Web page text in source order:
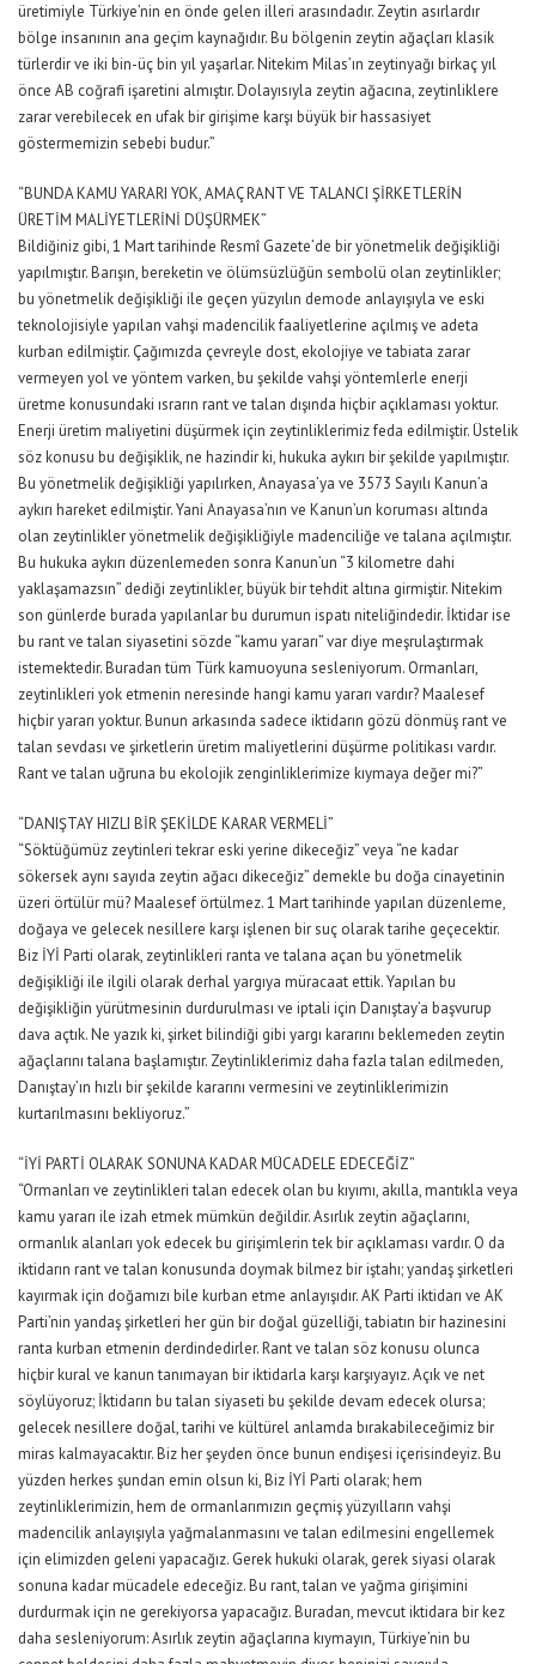
üretimiyle Türkiye’nin en önde gelen illeri arasındadır. Zeytin asırlardır
bölge insanının ana geçim kaynağıdır. Bu bölgenin zeytin ağaçları klasik
türlerdir ve iki bin-üç bin yıl yaşarlar. Nitekim Milas’ın zeytinyağı birkaç yıl
önce AB coğrafi işaretini almıştır. Dolayısıyla zeytin ağacına, zeytinliklere
zarar verebilecek en ufak bir girişime karşı büyük bir hassasiyet
göstermemizin sebebi budur.”
“BUNDA KAMU YARARI YOK, AMAÇ RANT VE TALANCI ŞİRKETLERİN
ÜRETİM MALİYETLERİNİ DÜŞÜRMEK”
Bildiğiniz gibi, 1 Mart tarihinde Resmî Gazete’de bir yönetmelik değişikliği
yapılmıştır. Barışın, bereketin ve ölümsüzlüğün sembolü olan zeytinlikler;
bu yönetmelik değişikliği ile geçen yüzyılın demode anlayışıyla ve eski
teknolojisiyle yapılan vahşi madencilik faaliyetlerine açılmış ve adeta
kurban edilmiştir. Çağımızda çevreyle dost, ekolojiye ve tabiata zarar
vermeyen yol ve yöntem varken, bu şekilde vahşi yöntemlerle enerji
üretme konusundaki ısrarın rant ve talan dışında hiçbir açıklaması yoktur.
Enerji üretim maliyetini düşürmek için zeytinliklerimiz feda edilmiştir. Üstelik
söz konusu bu değişiklik, ne hazindir ki, hukuka aykırı bir şekilde yapılmıştır.
Bu yönetmelik değişikliği yapılırken, Anayasa’ya ve 3573 Sayılı Kanun’a
aykırı hareket edilmiştir. Yani Anayasa’nın ve Kanun’un koruması altında
olan zeytinlikler yönetmelik değişikliğiyle madenciliğe ve talana açılmıştır.
Bu hukuka aykırı düzenlemeden sonra Kanun’un “3 kilometre dahi
yaklaşamazsın” dediği zeytinlikler, büyük bir tehdit altına girmiştir. Nitekim
son günlerde burada yapılanlar bu durumun ispatı niteliğindedir. İktidar ise
bu rant ve talan siyasetini sözde “kamu yararı” var diye meşrulaştırmak
istemektedir. Buradan tüm Türk kamuoyuna sesleniyorum. Ormanları,
zeytinlikleri yok etmenin neresinde hangi kamu yararı vardır? Maalesef
hiçbir yararı yoktur. Bunun arkasında sadece iktidarın gözü dönmüş rant ve
talan sevdası ve şirketlerin üretim maliyetlerini düşürme politikası vardır.
Rant ve talan uğruna bu ekolojik zenginliklerimize kıymaya değer mi?”
“DANIŞTAY HIZLI BİR ŞEKİLDE KARAR VERMELİ”
“Söktüğümüz zeytinleri tekrar eski yerine dikeceğiz” veya “ne kadar
sökersek aynı sayıda zeytin ağacı dikeceğiz” demekle bu doğa cinayetinin
üzeri örtülür mü? Maalesef örtülmez. 1 Mart tarihinde yapılan düzenleme,
doğaya ve gelecek nesillere karşı işlenen bir suç olarak tarihe geçecektir.
Biz İYİ Parti olarak, zeytinlikleri ranta ve talana açan bu yönetmelik
değişikliği ile ilgili olarak derhal yargıya müracaat ettik. Yapılan bu
değişikliğin yürütmesinin durdurulması ve iptali için Danıştay’a başvurup
dava açtık. Ne yazık ki, şirket bilindiği gibi yargı kararını beklemeden zeytin
ağaçlarını talana başlamıştır. Zeytinliklerimiz daha fazla talan edilmeden,
Danıştay’ın hızlı bir şekilde kararını vermesini ve zeytinliklerimizin
kurtarılmasını bekliyoruz.”
“İYİ PARTİ OLARAK SONUNA KADAR MÜCADELE EDECEĞİZ”
“Ormanları ve zeytinlikleri talan edecek olan bu kıyımı, akılla, mantıkla veya
kamu yararı ile izah etmek mümkün değildir. Asırlık zeytin ağaçlarını,
ormanlık alanları yok edecek bu girişimlerin tek bir açıklaması vardır. O da
iktidarın rant ve talan konusunda doymak bilmez bir iştahı; yandaş şirketleri
kayırmak için doğamızı bile kurban etme anlayışıdır. AK Parti iktidarı ve AK
Parti’nin yandaş şirketleri her gün bir doğal güzelliği, tabiatın bir hazinesini
ranta kurban etmenin derdindedirler. Rant ve talan söz konusu olunca
hiçbir kural ve kanun tanımayan bir iktidarla karşı karşıyayız. Açık ve net
söylüyoruz; İktidarın bu talan siyaseti bu şekilde devam edecek olursa;
gelecek nesillere doğal, tarihi ve kültürel anlamda bırakabileceğimiz bir
miras kalmayacaktır. Biz her şeyden önce bunun endişesi içerisindeyiz. Bu
yüzden herkes şundan emin olsun ki, Biz İYİ Parti olarak; hem
zeytinliklerimizin, hem de ormanlarımızın geçmiş yüzyılların vahşi
madencilik anlayışıyla yağmalanmasını ve talan edilmesini engellemek
için elimizden geleni yapacağız. Gerek hukuki olarak, gerek siyasi olarak
sonuna kadar mücadele edeceğiz. Bu rant, talan ve yağma girişimini
durdurmak için ne gerekiyorsa yapacağız. Buradan, mevcut iktidara bir kez
daha sesleniyorum: Asırlık zeytin ağaçlarına kıymayın, Türkiye’nin bu